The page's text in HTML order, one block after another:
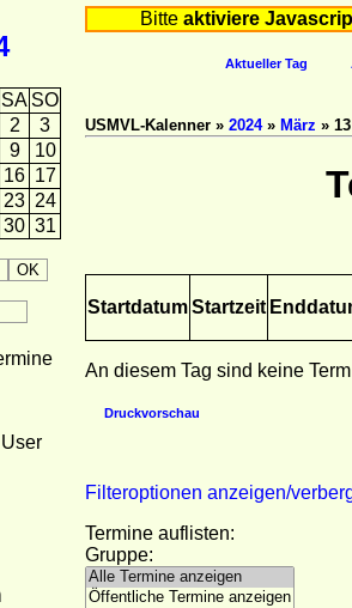
SA SO
2
3
9
10
16 17
23 24
30 31
Bitte aktiviere
Aktueller Tag
USMVL-Kalenner » 2024» März » 13
StartdatumStartzeit
An diesem Tag sind keine
Druckvorschau
Filteroptionen anzeigen/
Termine auflisten:
Gruppe: